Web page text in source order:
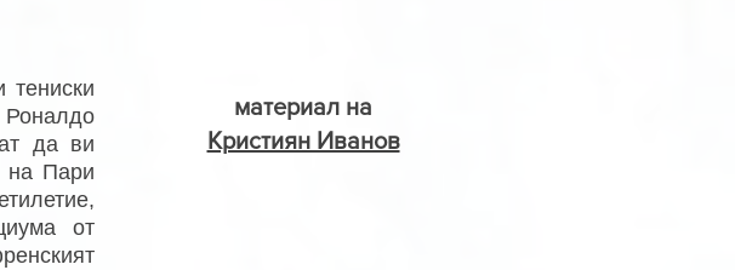
Роналдо
да ви
на Пари
от
материал на
Кристиян Иванов